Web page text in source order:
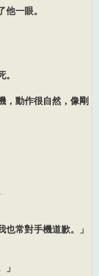
一眼。
動作很自然，像剛
常對手機道歉。」